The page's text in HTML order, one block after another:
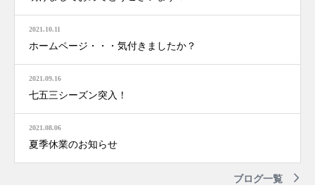
2021.10.11
ホームページ・・・気付きましたか？
2021.09.16
七五三シーズン突入！
2021.08.06
夏季休業のお知らせ
ブログ一覧